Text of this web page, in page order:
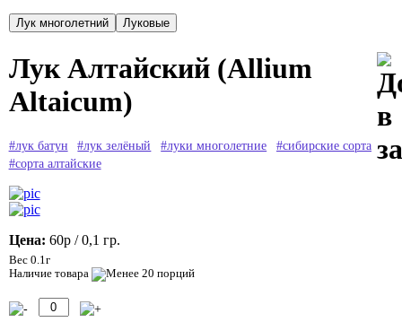
Лук Алтайский (Allium
Altaicum)
#лук батун #лук зелёный #луки многолетние
#сибирские сорта
#сорта алтайские
Цена: 60р / 0,1 гр.
Вес 0.1г
Наличие товара